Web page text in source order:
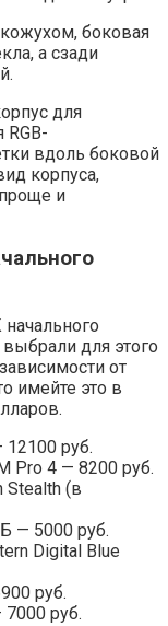
боковая
а сзади
для
RGB-
вдоль боковой
корпуса,
и
для этого
от
имейте это в
12100 руб.
Pro 4 — 8200 руб.
Stealth (в
— 5000 руб.
Digital Blue
руб.
руб.